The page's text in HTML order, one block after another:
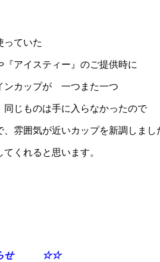
っていた
『アイスティー』のご提供時に
ンカップが 一つまた一つ
同じものは手に入らなかったので
雰囲気が近いカップを新調しまし
くれると思います。
せ ☆☆